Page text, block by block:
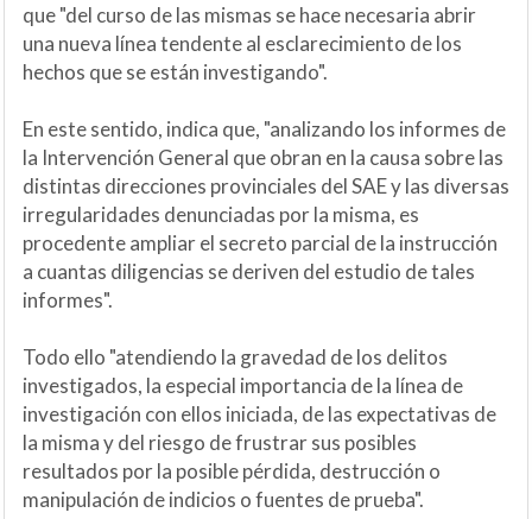
que "del curso de las mismas se hace necesaria abrir
una nueva línea tendente al esclarecimiento de los
hechos que se están investigando".
En este sentido, indica que, "analizando los informes de
la Intervención General que obran en la causa sobre las
distintas direcciones provinciales del SAE y las diversas
irregularidades denunciadas por la misma, es
procedente ampliar el secreto parcial de la instrucción
a cuantas diligencias se deriven del estudio de tales
informes".
Todo ello "atendiendo la gravedad de los delitos
investigados, la especial importancia de la línea de
investigación con ellos iniciada, de las expectativas de
la misma y del riesgo de frustrar sus posibles
resultados por la posible pérdida, destrucción o
manipulación de indicios o fuentes de prueba".